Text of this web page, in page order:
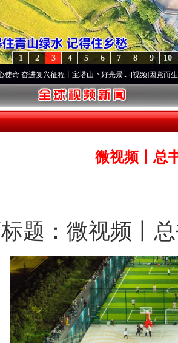
10
9
8
7
6
5
4
3
2
1
兴征程丨宝塔山下好光景..·[视频]因党而生 为党而战
微视频丨总
：微视频丨总